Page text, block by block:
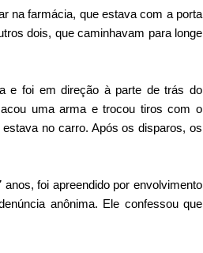
na farmácia, que estava com a porta
dois, que caminhavam para longe
e foi em direção à parte de trás do
uma arma e trocou tiros com o
no carro. Após os disparos, os
foi apreendido por envolvimento
anônima. Ele confessou que